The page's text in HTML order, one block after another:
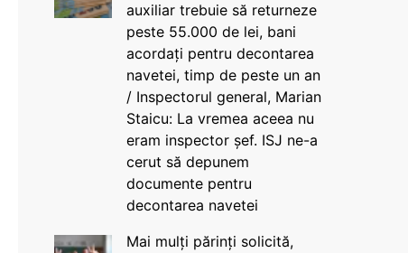
auxiliar trebuie să returneze
peste 55.000 de lei, bani
acordați pentru decontarea
navetei, timp de peste un an
/ Inspectorul general, Marian
Staicu: La vremea aceea nu
eram inspector șef. ISJ ne-a
cerut să depunem
documente pentru
decontarea navetei
Mai mulți părinți solicită,